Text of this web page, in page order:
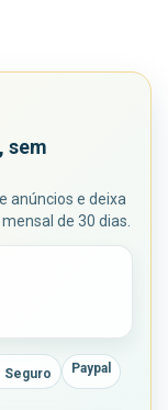
sem
anúncios e deixa
de 30 dias.
Seguro Paypal